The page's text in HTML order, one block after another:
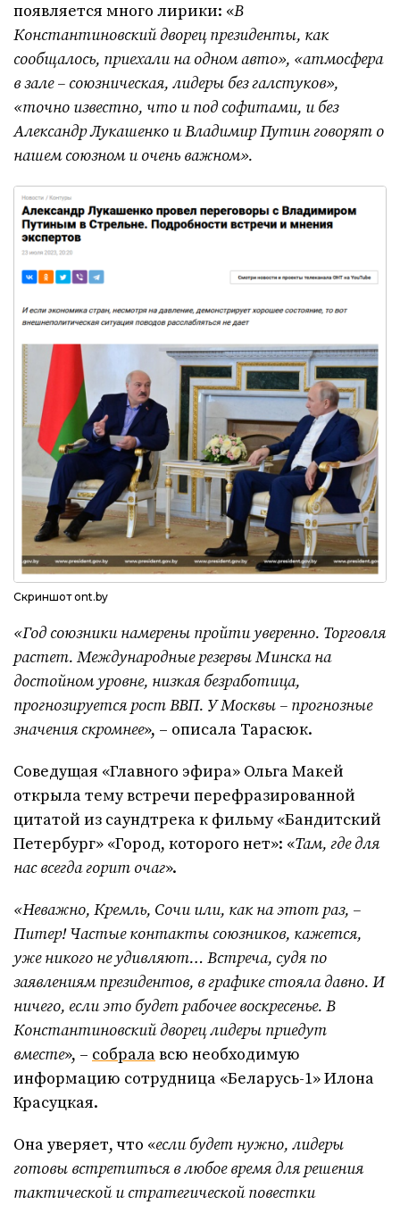
появляется много лирики: «В
Константиновский дворец президенты, как
сообщалось, приехали на одном авто», «атмосфера
в зале – союзническая, лидеры без галстуков»,
«точно известно, что и под софитами, и без
Александр Лукашенко и Владимир Путин говорят о
нашем союзном и очень важном».
Скриншот ont.by
«Год союзники намерены пройти уверенно. Торговля
растет. Международные резервы Минска на
достойном уровне, низкая безработица,
прогнозируется рост ВВП. У Москвы – прогнозные
значения скромнее», – описала Тарасюк.
Соведущая «Главного эфира» Ольга Макей
открыла тему встречи перефразированной
цитатой из саундтрека к фильму «Бандитский
Петербург» «Город, которого нет»: «Там, где для
нас всегда горит очаг».
«Неважно, Кремль, Сочи или, как на этот раз, –
Питер! Частые контакты союзников, кажется,
уже никого не удивляют… Встреча, судя по
заявлениям президентов, в графике стояла давно. И
ничего, если это будет рабочее воскресенье. В
Константиновский дворец лидеры приедут
вместе», – собралавсю необходимую
информацию сотрудница «Беларусь-1» Илона
Красуцкая.
Она уверяет, что «если будет нужно, лидеры
готовы встретиться в любое время для решения
тактической и стратегической повестки